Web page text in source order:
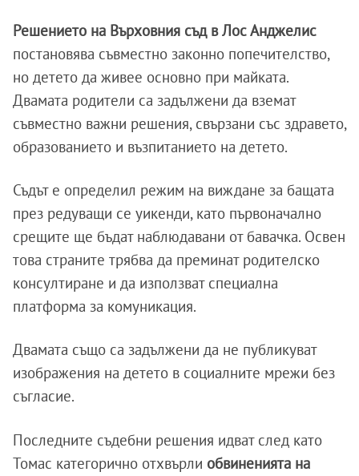
Решението на Върховния съд в Лос Анджелис
постановява съвместно законно попечителство,
но детето да живее основно при майката.
Двамата родители са задължени да вземат
съвместно важни решения, свързани със здравето,
образованието и възпитанието на детето.
Съдът е определил режим на виждане за бащата
през редуващи се уикенди, като първоначално
срещите ще бъдат наблюдавани от бавачка. Освен
това страните трябва да преминат родителско
консултиране и да използват специална
платформа за комуникация.
Двамата също са задължени да не публикуват
изображения на детето в социалните мрежи без
съгласие.
Последните съдебни решения идват след като
Томас категорично отхвърли обвиненията на